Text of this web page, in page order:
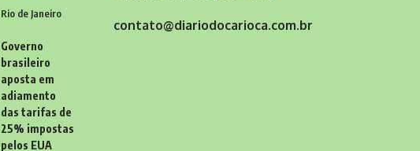
Rio de Janeiro
Governo
brasileiro
aposta em
adiamento
das tarifas de
25% impostas
pelos EUA
contato@diariodocarioca.com.br